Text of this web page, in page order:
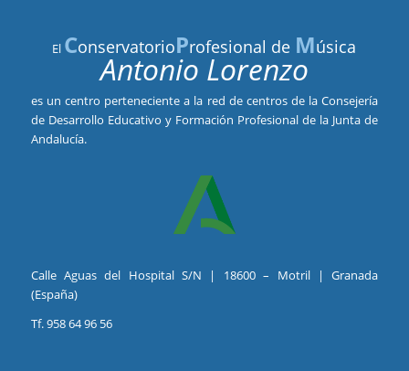
El ConservatorioProfesional de Música
Antonio Lorenzo
es un centro perteneciente a la red de centros de la Consejería
de Desarrollo Educativo y Formación Profesional de la Junta de
Andalucía.
Calle Aguas del Hospital S/N | 18600 – Motril | Granada
(España)
Tf. 958 64 96 56